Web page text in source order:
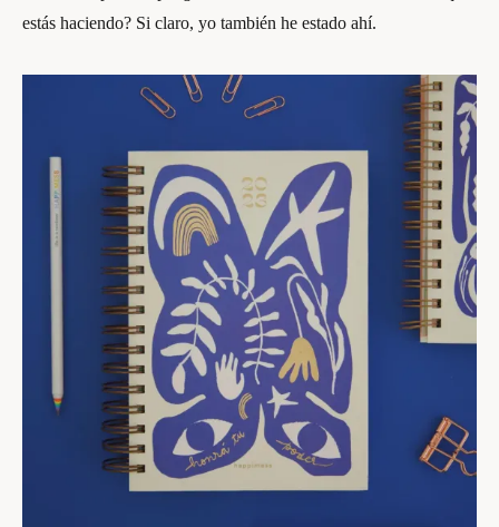
estás haciendo? Si claro, yo también he estado ahí.